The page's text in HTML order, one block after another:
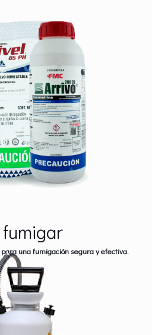
una fumigación segura y efectiva.